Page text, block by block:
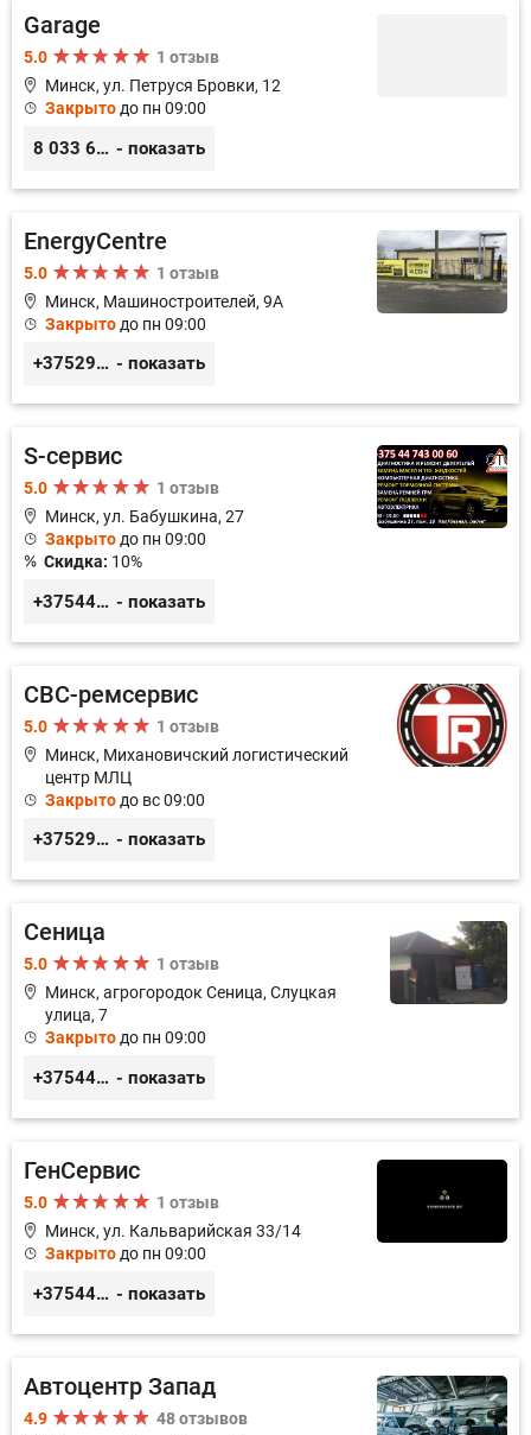
Garage
5.0
1 отзыв
Минск, ул. Петруся Бровки, 12
Закрытодо пн 09:00
8 033 626 05 68 - показать
EnergyCentre
5.0
1 отзыв
Минск, Машиностроителей, 9A
Закрыто до пн 09:00
+375293857117 - показать
S-сервис
5.0
1 отзыв
Минск, ул. Бабушкина, 27
Закрытодо пн 09:00
Скидка: 10%
+375447430060 - показать
СВС-ремсервис
5.0
1 отзыв
Минск, Михановичский логистический
центр МЛЦ
Закрыто до вс 09:00
+375296233505 - показать
Сеница
5.0
1 отзыв
Минск, агрогородок Сеница, Слуцкая
улица, 7
Закрытодо пн 09:00
+375447670468 - показать
ГенСервис
5.0
1 отзыв
Минск, ул. Кальварийская 33/14
Закрыто до пн 09:00
+375444649592 - показать
Автоцентр Запад
4.9
48 отзывов